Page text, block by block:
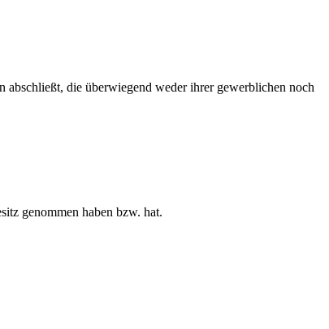
abschließt, die überwiegend weder ihrer gewerblichen noch
genommen haben bzw. hat.